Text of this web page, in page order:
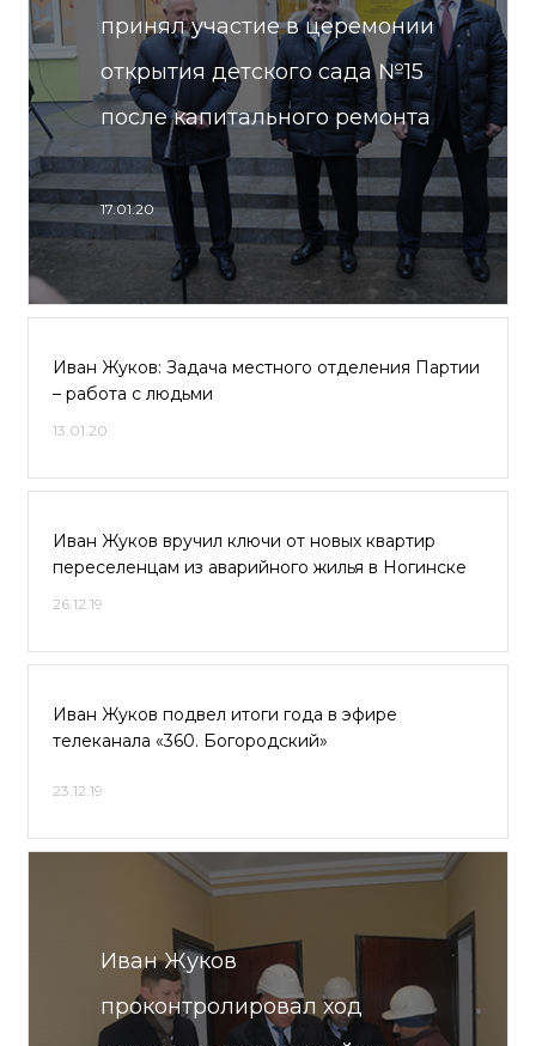
принял участие в церемонии
открытия детского сада №15
после капитального ремонта
17.01.20
Иван Жуков: Задача местного отделения Партии
– работа с людьми
13.01.20
Иван Жуков вручил ключи от новых квартир
переселенцам из аварийного жилья в Ногинске
26.12.19
Иван Жуков подвел итоги года в эфире
телеканала «360. Богородский»
23.12.19
Иван Жуков
проконтролировал ход